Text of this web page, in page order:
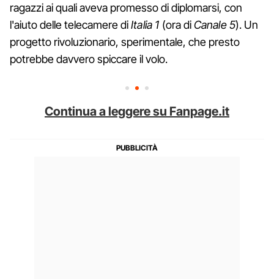
ragazzi ai quali aveva promesso di diplomarsi, con
l'aiuto delle telecamere diItalia 1 (ora diCanale 5). Un
progetto rivoluzionario, sperimentale, che presto
potrebbe davvero spiccare il volo.
Continua a leggere su Fanpage.it